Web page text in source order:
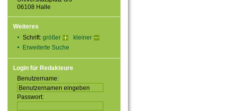
06108 Halle
Weiteres
Schrift: größer
kleiner
Erweiterte Suche
Login für Redakteure
Benutzername:
Passwort: